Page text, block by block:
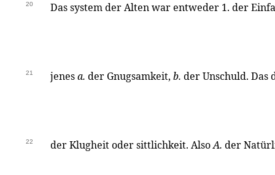
20 Das system der Alten war entweder 1. der
21 jenesa. der Gnugsamkeit, b. der Unschuld.
22 der Klugheit oder sittlichkeit. AlsoA. der